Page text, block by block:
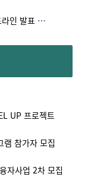
인 발표 …
UP 프로젝트
램 참가자 모집
자사업 2차 모집